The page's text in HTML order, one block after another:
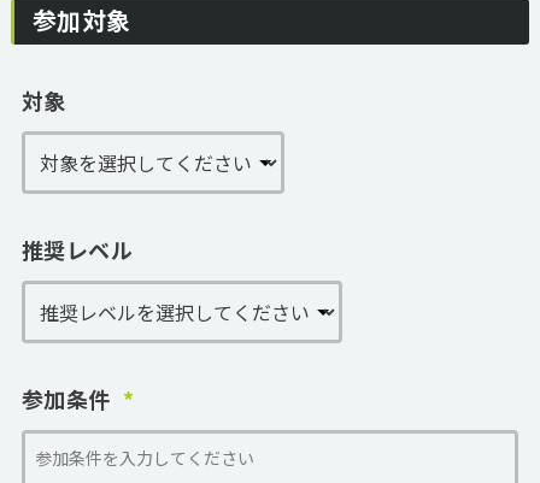
参加対象
対象
推奨レベル
参加条件